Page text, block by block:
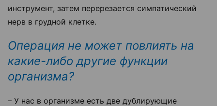
инструмент, затем перерезается симпатический
нерв в грудной клетке.
Операция не может повлиять на
какие-либо другие функции
организма?
– У нас в организме есть две дублирующие